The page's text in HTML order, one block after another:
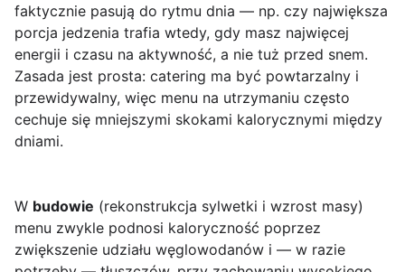
faktycznie pasują do rytmu dnia — np. czy największa
porcja jedzenia trafia wtedy, gdy masz najwięcej
energii i czasu na aktywność, a nie tuż przed snem.
Zasada jest prosta: catering ma być powtarzalny i
przewidywalny, więc menu na utrzymaniu często
cechuje się mniejszymi skokami kalorycznymi między
dniami.
W budowie (rekonstrukcja sylwetki i wzrost masy)
menu zwykle podnosi kaloryczność poprzez
zwiększenie udziału węglowodanów i — w razie